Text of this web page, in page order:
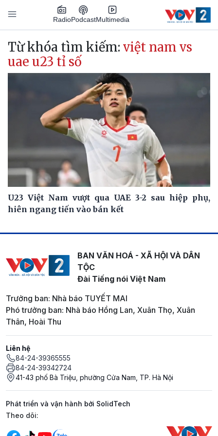
Nhảy đến nội dung
RadioPodcastMultimedia
Main navigation
Từ khóa tìm kiếm: việt nam vs
uae u23 tỉ số
U23 Việt Nam vượt qua UAE 3-2 sau hiệp phụ,
hiên ngang tiến vào bán kết
BAN VĂN HOÁ - XÃ HỘI VÀ DÂN
TỘC
Đài Tiếng nói Việt Nam
Trưởng ban: Nhà báo TUYẾT MAI
Phó trưởng ban: Nhà báo Hồng Lan, Xuân Thọ, Xuân
Thân, Hoài Thu
Liên hệ
84-24-39365555
84-24-39342724
41-43 phố Bà Triệu, phường Cửa Nam, TP. Hà Nội
Phát triển và vận hành bởi SolidTech
Mạng xã hội
Theo dõi: